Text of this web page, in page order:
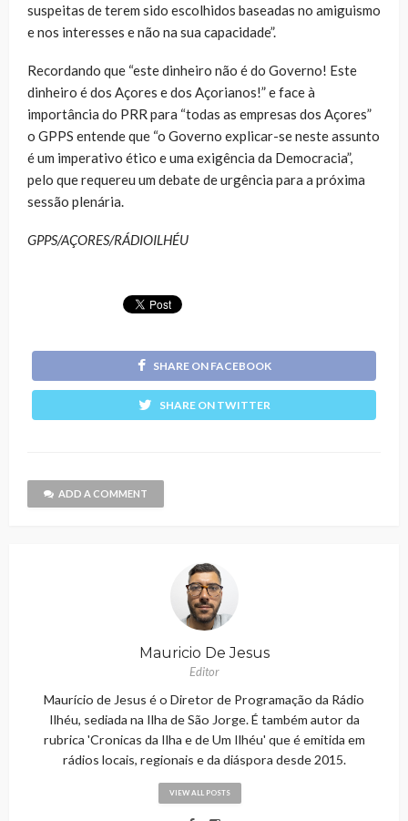
suspeitas de terem sido escolhidos baseadas no amiguismo
e nos interesses e não na sua capacidade”.
Recordando que “este dinheiro não é do Governo! Este
dinheiro é dos Açores e dos Açorianos!” e face à
importância do PRR para “todas as empresas dos Açores”
o GPPS entende que “o Governo explicar-se neste assunto
é um imperativo ético e uma exigência da Democracia”,
pelo que requereu um debate de urgência para a próxima
sessão plenária.
GPPS/AÇORES/RÁDIOILHÉU
SHARE ON FACEBOOK
SHARE ON TWITTER
ADD A COMMENT
Mauricio De Jesus
Editor
Maurício de Jesus é o Diretor de Programação da Rádio
Ilhéu, sediada na Ilha de São Jorge. É também autor da
rubrica 'Cronicas da Ilha e de Um Ilhéu' que é emitida em
rádios locais, regionais e da diáspora desde 2015.
VIEW ALL POSTS